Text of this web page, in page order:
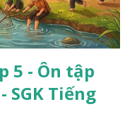
5 - Ôn tập
SGK Tiếng